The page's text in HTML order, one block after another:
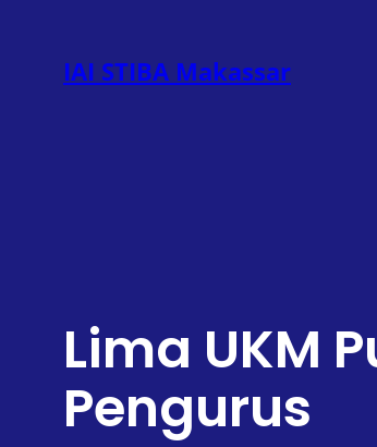
konten
IAI STIBA Makassar
Lima UKM
Pengurus